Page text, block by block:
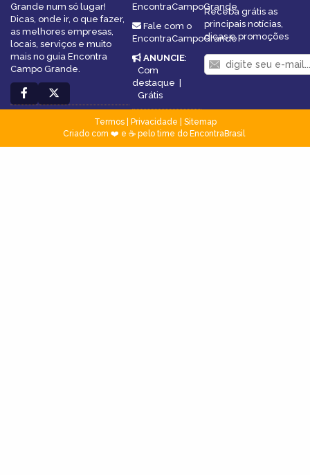
Grande num só lugar!
Dicas, onde ir, o que fazer,
as melhores empresas,
locais, serviços e muito
mais no guia Encontra
Campo Grande.
EncontraCampoGrande
Fale com o
EncontraCampoGrande
ANUNCIE:
Com
destaque |
Grátis
Receba grátis as
principais notícias,
dicas e promoções
Termos| Privacidade
Sitemap
Criado com ❤️ e ☕ pelo time do EncontraBrasil